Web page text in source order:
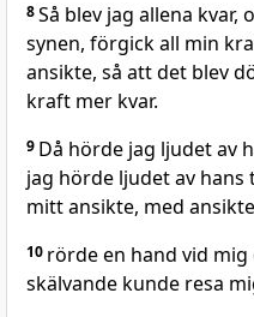
8Så blev jag allena kvar,
synen, förgick all min
ansikte, så att det blev
kraft mer kvar.
9 Då hörde jag ljudet av
jag hörde ljudet av hans
mitt ansikte, med
10 rörde en hand vid
skälvande kunde resa